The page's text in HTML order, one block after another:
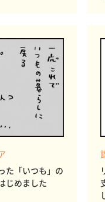
「いつも」の
じめました